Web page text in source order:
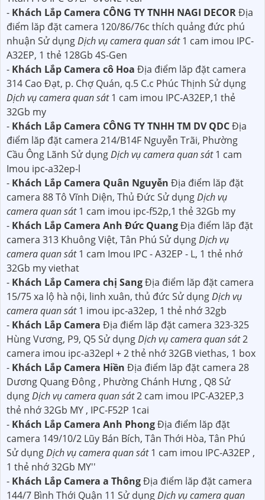
- Khách Lắp Camera CÔNG TY TNHH NAGI DECORĐịa
điểm lăp đặt camera 120/86/76c thích quảng đức phú
nhuận Sử dụngDịch vụ camera quan sát1 cam imou IPC-
A32EP, 1 thẻ 128Gb 4S-Gen
- Khách Lắp Camera cô Hoa Địa điểm lăp đặt camera
314 Cao Đạt, p. Chợ Quán, q.5 C.c Phúc Thịnh Sử dụng
Dịch vụ camera quan sát1 cam imou IPC-A32EP,1 thẻ
32Gb my
- Khách Lắp Camera CÔNG TY TNHH TM DV QDCĐịa
điểm lăp đặt camera 214/B14F Nguyễn Trãi, Phường
Cầu Ông Lãnh Sử dụngDịch vụ camera quan sát1 cam
Imou ipc-a32ep-l
- Khách Lắp Camera Quân Nguyễn Địa điểm lăp đặt
camera 88 Tô Vĩnh Diện, Thủ Đức Sử dụngDịch vụ
camera quan sát1 cam imou ipc-f52p,1 thẻ 32Gb my
- Khách Lắp Camera Anh Đức QuangĐịa điểm lăp đặt
camera 313 Khuông Việt, Tân Phú Sử dụngDịch vụ
camera quan sát1 cam Imou IPC - A32EP - L, 1 thẻ nhớ
32Gb my viethat
- Khách Lắp Camera chị SangĐịa điểm lăp đặt camera
15/75 xa lộ hà nội, linh xuân, thủ đức Sử dụngDịch vụ
camera quan sát1 imou ipc-a32ep, 1 thẻ nhớ 32gb
- Khách Lắp Camera Địa điểm lăp đặt camera 323-325
Hùng Vương, P9, Q5 Sử dụngDịch vụ camera quan sát2
camera imou ipc-a32epl + 2 thẻ nhớ 32GB viethas, 1 box
- Khách Lắp Camera Hiền Địa điểm lăp đặt camera 28
Dương Quang Đông , Phường Chánh Hưng , Q8 Sử
dụngDịch vụ camera quan sát2 cam imou IPC-A32EP,3
thẻ nhớ 32Gb MY , IPC-F52P 1cai
- Khách Lắp Camera Anh PhongĐịa điểm lăp đặt
camera 149/10/2 Lũy Bán Bích, Tân Thới Hòa, Tân Phú
Sử dụngDịch vụ camera quan sát1 cam imou IPC-A32EP ,
1 thẻ nhớ 32Gb MY''
- Khách Lắp Camera a ThôngĐịa điểm lăp đặt camera
144/7 Bình Thới Quận 11 Sử dụngDịch vụ camera quan